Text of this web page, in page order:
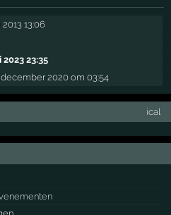
13:06
2023 23:35
december 2020 om 03:54
ical